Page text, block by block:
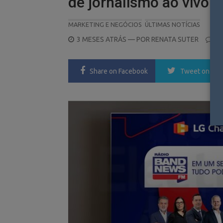
MARKETING E NEGÓCIOS ÚLTIMAS NOTÍCIAS
POSTED
3 MESES ATRÁS — POR RENATA SUTER
Share on Facebook Tweet on